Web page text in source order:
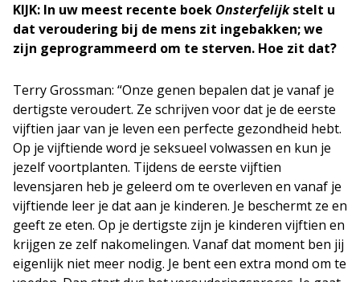
KIJK: In uw meest recente boek Onsterfelijkstelt u
dat veroudering bij de mens zit ingebakken; we
zijn geprogrammeerd om te sterven. Hoe zit dat?
Terry Grossman: “Onze genen bepalen dat je vanaf je
dertigste veroudert. Ze schrijven voor dat je de eerste
vijftien jaar van je leven een perfecte gezondheid hebt.
Op je vijftiende word je seksueel volwassen en kun je
jezelf voortplanten. Tijdens de eerste vijftien
levensjaren heb je geleerd om te overleven en vanaf je
vijftiende leer je dat aan je kinderen. Je beschermt ze en
geeft ze eten. Op je dertigste zijn je kinderen vijftien en
krijgen ze zelf nakomelingen. Vanaf dat moment ben jij
eigenlijk niet meer nodig. Je bent een extra mond om te